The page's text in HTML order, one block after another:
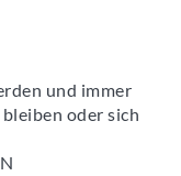
und immer
oder sich